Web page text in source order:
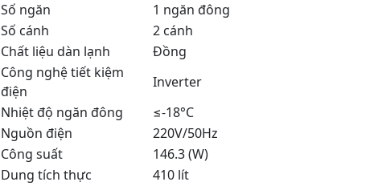
Số ngăn
1 ngăn đông
Số cánh
2 cánh
Chất liệu dàn lạnh
Đồng
Công nghệ tiết kiệm
điện
Inverter
Nhiệt độ ngăn đông
≤-18°C
Nguồn điện
220V/50Hz
Công suất
146.3 (W)
Dung tích thực
410 lít